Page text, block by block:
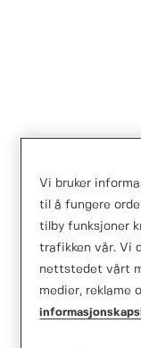
Vi bruker
til å fungere
tilby funksjoner
trafikken vår. Vi
nettstedet vårt
medier, reklame